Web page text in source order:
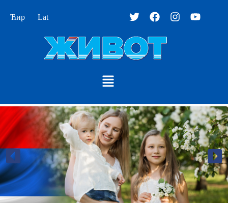
Ћир Lat